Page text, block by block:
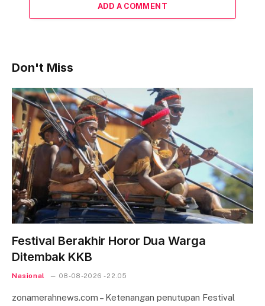
ADD A COMMENT
Don't Miss
Festival Berakhir Horor Dua Warga
Ditembak KKB
Nasional 08-08-2026 - 22.05
zonamerahnews.com – Ketenangan penutupan Festival